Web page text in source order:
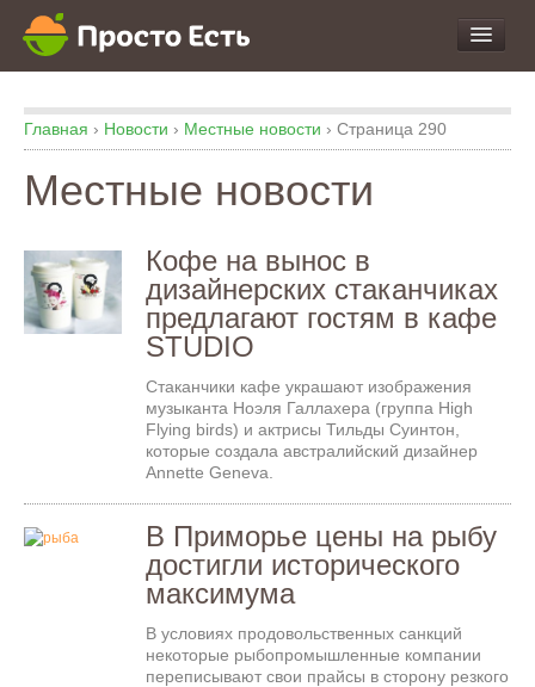
про Еду
про Экспертизу
Главная › Новости › Местные новости › Страница 290
Местные новости
Кофе на вынос в
дизайнерских стаканчиках
предлагают гостям в кафе
STUDIO
Стаканчики кафе украшают изображения
музыканта Ноэля Галлахера (группа High
Flying birds) и актрисы Тильды Суинтон,
которые создала австралийский дизайнер
Annette Geneva.
В Приморье цены на рыбу
достигли исторического
максимума
В условиях продовольственных санкций
некоторые рыбопромышленные компании
переписывают свои прайсы в сторону резкого